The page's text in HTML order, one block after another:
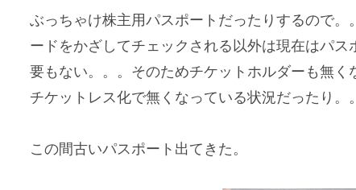
ぶっちゃけ株主用パスポートだったりするので
ードをかざしてチェックされる以外は現在はパ
要もない。。。そのためチケットホルダーも無
チケットレス化で無くなっている状況だったり。
この間古いパスポート出てきた。